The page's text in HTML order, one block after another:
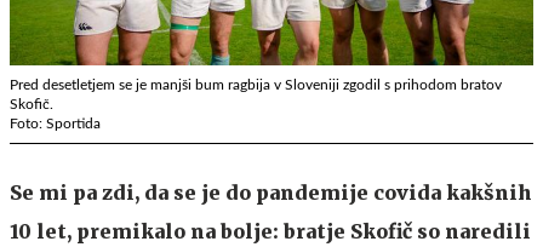
Pred desetletjem se je manjši bum ragbija v Sloveniji zgodil s prihodom bratov
Skofič.
Foto: Sportida
Se mi pa zdi, da se je do pandemije covida kakšnih
10 let, premikalo na bolje: bratje Skofič so naredili